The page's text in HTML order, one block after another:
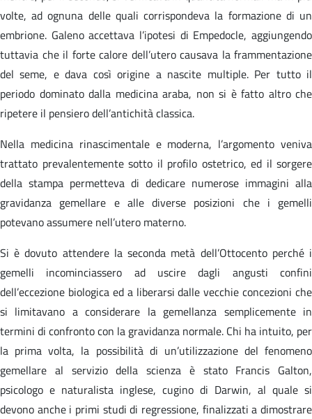
volte, ad ognuna delle quali corrispondeva la formazione di un
embrione. Galeno accettava l’ipotesi di Empedocle, aggiungendo
tuttavia che il forte calore dell’utero causava la frammentazione
del seme, e dava così origine a nascite multiple. Per tutto il
periodo dominato dalla medicina araba, non si è fatto altro che
ripetere il pensiero dell’antichità classica.
Nella medicina rinascimentale e moderna, l’argomento veniva
trattato prevalentemente sotto il profilo ostetrico, ed il sorgere
della stampa permetteva di dedicare numerose immagini alla
gravidanza gemellare e alle diverse posizioni che i gemelli
potevano assumere nell’utero materno.
Si è dovuto attendere la seconda metà dell’Ottocento perché i
gemelli incominciassero ad uscire dagli angusti confini
dell’eccezione biologica ed a liberarsi dalle vecchie concezioni che
si limitavano a considerare la gemellanza semplicemente in
termini di confronto con la gravidanza normale. Chi ha intuito, per
la prima volta, la possibilità di un’utilizzazione del fenomeno
gemellare al servizio della scienza è stato Francis Galton,
psicologo e naturalista inglese, cugino di Darwin, al quale si
devono anche i primi studi di regressione, finalizzati a dimostrare